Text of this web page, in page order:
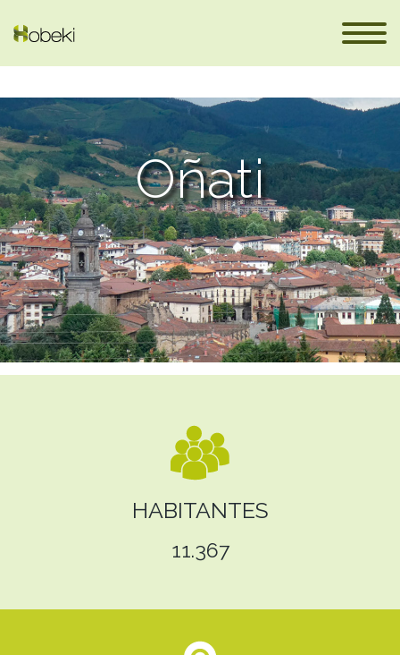
es
Oñati
HABITANTES
11.367